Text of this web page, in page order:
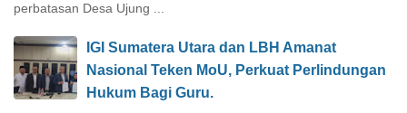
perbatasan Desa Ujung ...
IGI Sumatera Utara dan LBH Amanat
Nasional Teken MoU, Perkuat Perlindungan
Hukum Bagi Guru.